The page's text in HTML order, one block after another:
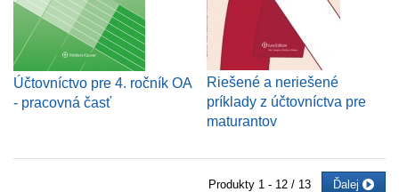
Účtovníctvo pre 4. ročník OA
- pracovná časť
Riešené a neriešené
príklady z účtovníctva pre
maturantov
Produkty 1 - 12 / 13 Ďalej